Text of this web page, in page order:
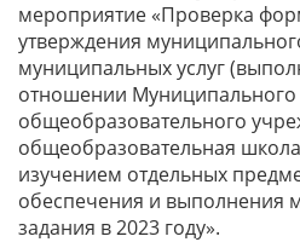
мероприятие «Проверка
утверждения
муниципальных услуг
отношении
общеобразовательного
общеобразовательная
изучением отдельных
обеспечения и выполнения
задания в 2023 году».